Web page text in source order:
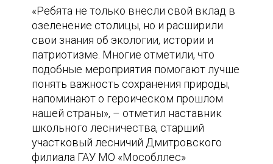
«Ребята не только внесли свой вклад в
озеленение столицы, но и расширили
свои знания об экологии, истории и
патриотизме. Многие отметили, что
подобные мероприятия помогают лучше
понять важность сохранения природы,
напоминают о героическом прошлом
нашей страны», – отметил наставник
школьного лесничества, старший
участковый лесничий Дмитровского
филиала ГАУ МО «Мособллес»